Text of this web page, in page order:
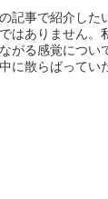
記事で紹介した
はありません。
がる感覚につい
に散らばってい